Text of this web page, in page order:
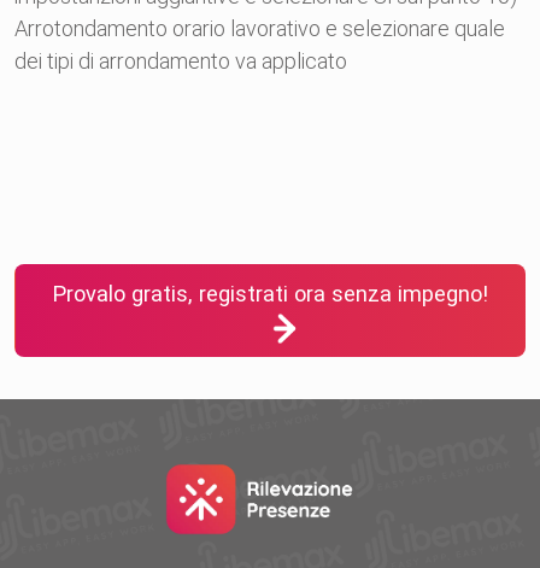
Arrotondamento orario lavorativo e selezionare quale
dei tipi di arrondamento va applicato
Provalo gratis, registrati ora senza impegno!